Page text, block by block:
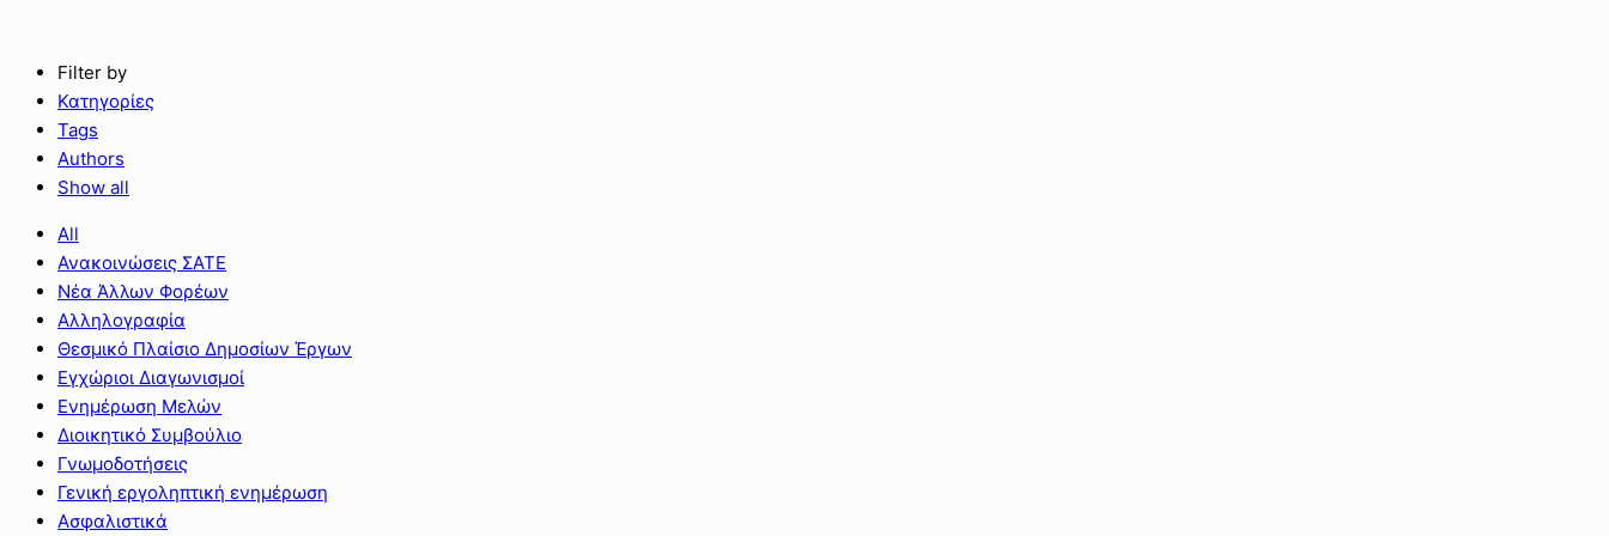
Filter by
Κατηγορίες
Tags
Authors
Show all
All
Ανακοινώσεις ΣΑΤΕ
Νέα Άλλων Φορέων
Αλληλογραφία
Θεσμικό Πλαίσιο Δημοσίων Έργων
Εγχώριοι Διαγωνισμοί
Ενημέρωση Μελών
Διοικητικό Συμβούλιο
Γνωμοδοτήσεις
Γενική εργοληπτική ενημέρωση
Ασφαλιστικά